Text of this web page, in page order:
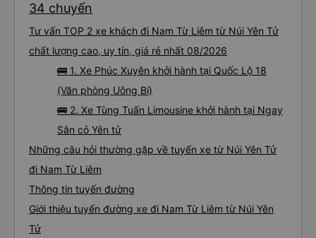
34 chuyến
Tư vấn TOP 2 xe khách đi Nam Từ Liêm từ Núi Yên Tử
chất lượng cao, uy tín, giá rẻ nhất 08/2026
🚌 1. Xe Phúc Xuyên khởi hành tại Quốc Lộ 18
(Văn phòng Uông Bí)
🚌 2. Xe Tùng Tuấn Limousine khởi hành tại Ngay
Sân cỏ Yên tử
Những câu hỏi thường gặp về tuyến xe từ Núi Yên Tử
đi Nam Từ Liêm
Thông tin tuyến đường
Giới thiệu tuyến đường xe đi Nam Từ Liêm từ Núi Yên
Tử